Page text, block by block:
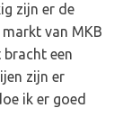
zijn er de
van MKB
een
zijn er
ik er goed